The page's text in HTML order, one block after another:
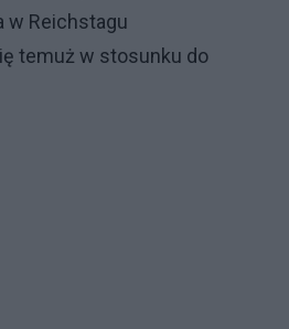
w Reichstagu
temuż w stosunku do